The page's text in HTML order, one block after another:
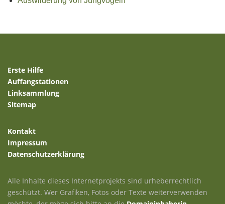
Erste Hilfe
Auffangstationen
Linksammlung
Sitemap
Kontakt
Impressum
Datenschutzerklärung
Alle Inhalte dieses Internetprojekts sind urheberrechtlich
geschützt. Wer Grafiken, Fotos oder Texte weiterverwenden